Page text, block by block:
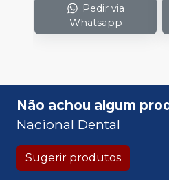
Pedir via
Whatsapp
Não achou algum
Nacional Dental
Sugerir produtos